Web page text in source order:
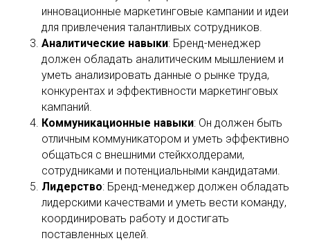
инновационные маркетинговые кампании и идеи
для привлечения талантливых сотрудников.
Аналитические навыки: Бренд-менеджер
должен обладать аналитическим мышлением и
уметь анализировать данные о рынке труда,
конкурентах и эффективности маркетинговых
кампаний.
Коммуникационные навыки: Он должен быть
отличным коммуникатором и уметь эффективно
общаться с внешними стейкхолдерами,
сотрудниками и потенциальными кандидатами.
Лидерство: Бренд-менеджер должен обладать
лидерскими качествами и уметь вести команду,
координировать работу и достигать
поставленных целей.